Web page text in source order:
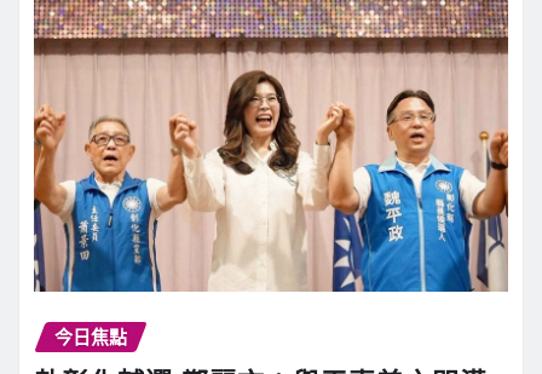
今日焦點